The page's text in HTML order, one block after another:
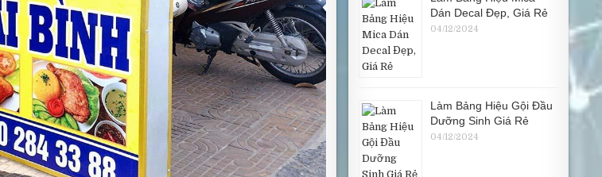
Dán Decal Đẹp, Giá Rẻ
04/12/2024
Làm Bảng Hiệu Gội Đầu
Dưỡng Sinh Giá Rẻ
04/12/2024